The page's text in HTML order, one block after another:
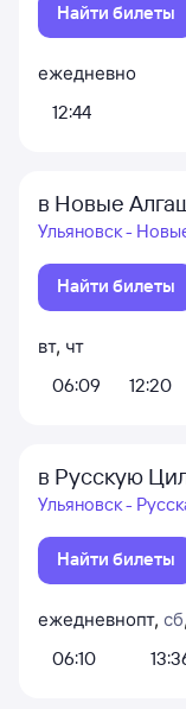
Найти билеты
ежедневно
12:44
в Новые
Ульяновск -
Найти билеты
вт, чт
06:09
12:20
в Русскую
Ульяновск -
Найти билеты
ежедневно
06:10
пт, сб,